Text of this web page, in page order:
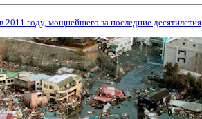
году, мощнейшего за последние десятилетия